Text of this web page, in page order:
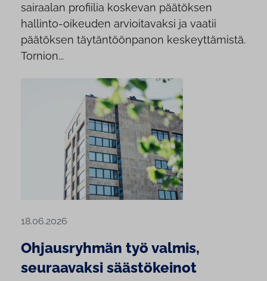
sairaalan profiilia koskevan päätöksen
hallinto-oikeuden arvioitavaksi ja vaatii
päätöksen täytäntöönpanon keskeyttämistä.
Tornion...
18.06.2026
Ohjausryhmän työ valmis,
seuraavaksi säästökeinot